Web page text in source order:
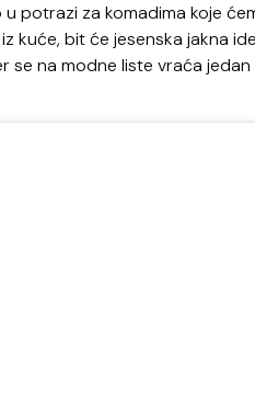
potrazi za komadima koje
kuće, bit će jesenska jakna
se na modne liste vraća